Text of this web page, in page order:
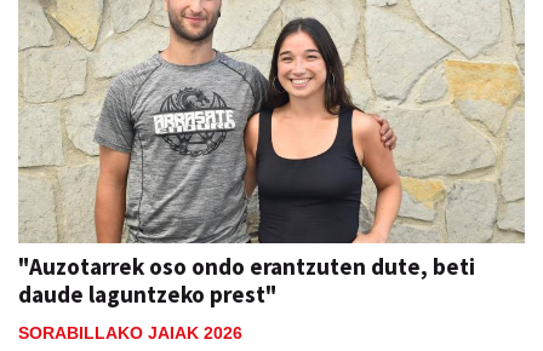
"Auzotarrek oso ondo erantzuten dute, beti
daude laguntzeko prest"
SORABILLAKO JAIAK 2026